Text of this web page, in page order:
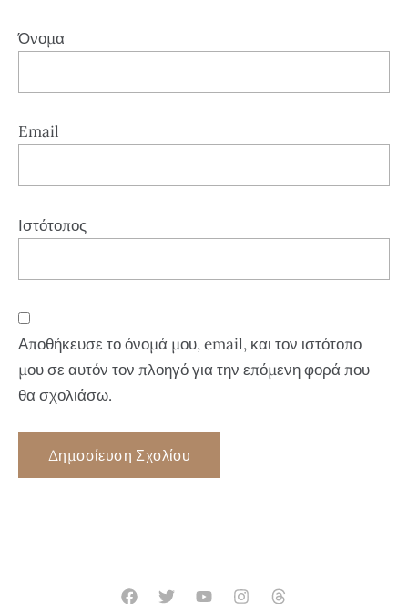
Όνομα
Email
Ιστότοπος
Αποθήκευσε το όνομά μου, email, και τον ιστότοπο
μου σε αυτόν τον πλοηγό για την επόμενη φορά που
θα σχολιάσω.